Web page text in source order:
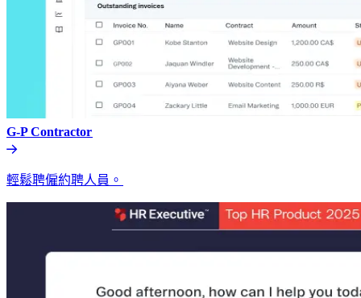
G-P Contractor​​
輕鬆聘僱約聘人員。​​